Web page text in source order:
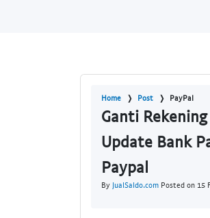
Home Post PayPal
Ganti
Update Bank
Paypal
By JualSaldo.com Posted on 15